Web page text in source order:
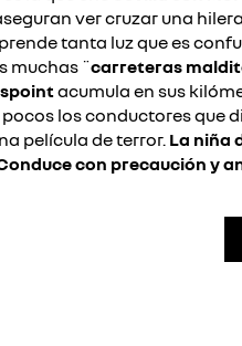
ver cruzar una
tanta luz que es
muchas ¨carreteras
acumula en sus
los conductores que
película de terror. La niña
con precaución y